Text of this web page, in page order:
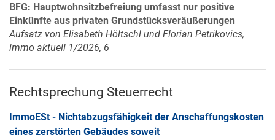
BFG: Hauptwohnsitzbefreiung umfasst nur positive
Einkünfte aus privaten Grundstücksveräußerungen
Aufsatz von Elisabeth Höltschl und Florian Petrikovics,
immo aktuell 1/2026, 6
Rechtsprechung Steuerrecht
ImmoESt - Nichtabzugsfähigkeit der Anschaffungskosten
eines zerstörten Gebäudes soweit